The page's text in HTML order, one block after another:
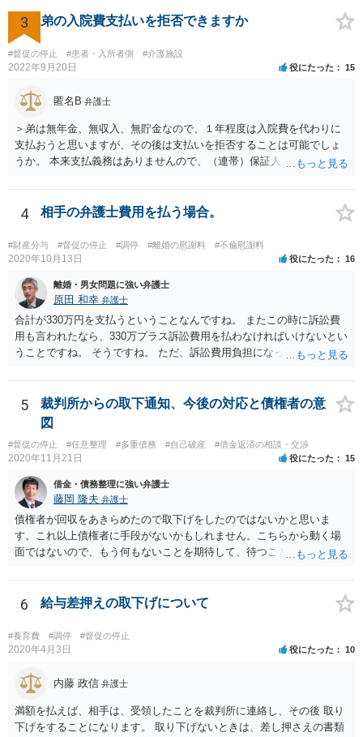
3 弟の入院費支払いを拒否できますか
#督促の停止 #患者・入所者側 #介護施設
2022年9月20日 役にたった 15
匿名B 弁護士
＞弟は無年金、無収入、無貯金なので、１年程度は入院費を代わりに
支払おうと思いますが、その後は支払いを拒否することは可能でしょ
うか。 本来支払義務はありませんので、（連帯）保証人などにならな
4 相手の弁護士費用を払う場合。
#財産分与 #督促の停止 #調停 #離婚の慰謝料 #不倫慰謝料
2020年10月13日 役にたった 16
離婚・男女問題に強い弁護士
原田 和幸 弁護士
合計が330万円を支払うということなんですね。 またこの時に訴訟費
用も言われたなら、330万プラス訴訟費用を払わなければいけないとい
うことですね。 そうですね。 ただ、訴訟費用負担になっても、実際に
5
裁判所からの取下通知、今後の対応と債権者の意
図
#督促の停止 #任意整理 #多重債務 #自己破産 #借金返済の相談・交渉
2020年11月21日 役にたった 15
借金・債務整理に強い弁護士
藤岡 隆夫 弁護士
債権者が回収をあきらめたので取下げをしたのではないかと思いま
す。これ以上債権者に手段がないかもしれません。こちらから動く場
面ではないので、もう何もないことを期待して、待つことになるでし
6 給与差押えの取下げについて
#養育費 #調停 #督促の停止
2020年4月3日 役にたった 10
内藤 政信 弁護士
満額を払えば、相手は、受領したことを裁判所に連絡し、その後 取り
下げをすることになります。 取り下げないときは、差し押さえの書類